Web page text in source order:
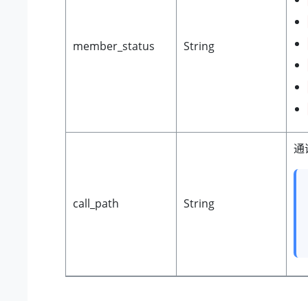
member_status String
call_path String
通